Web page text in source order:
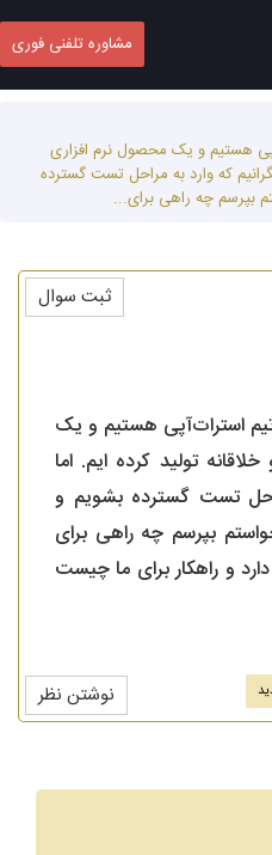
مشاوره تلفنی فوری
هستیم و یک محصول نرم افزاری
که وارد به مراحل تست گسترده
بپرسم چه راهی برای...
استرات‌آپی هستیم و یک
تولید کرده ایم. اما
تست گسترده بشویم و
بپرسم چه راهی برای
و راهکار برای ما چیست
نوشتن نظر
ثبت سوال